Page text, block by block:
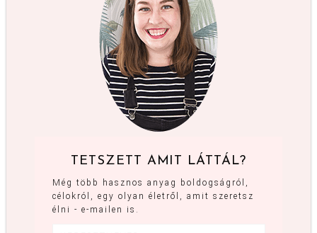
TETSZETT AMIT LÁTTÁL?
Még több hasznos anyag boldogságról,
célokról, egy olyan életről, amit szeretsz
élni - e-mailen is.